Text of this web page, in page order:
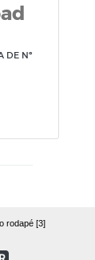
DE Nº
rodapé [3]